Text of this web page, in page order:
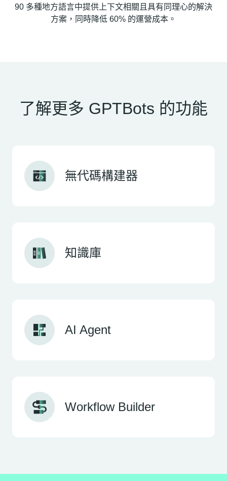
90 多種地方語言中提供上下文相關且具有同理心的解決
方案，同時降低 60% 的運營成本。
了解更多 GPTBots 的功能
無代碼構建器
知識庫
AI Agent
Workflow Builder